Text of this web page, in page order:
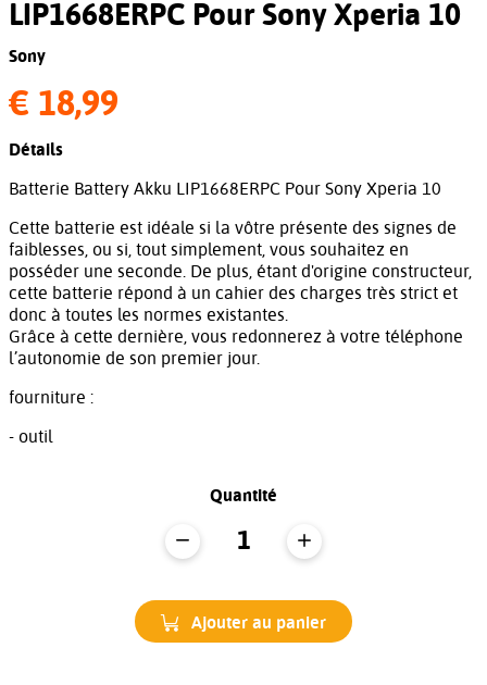
LIP1668ERPC Pour Sony Xperia 10
Sony
€ 18,99
Détails
Batterie Battery Akku LIP1668ERPC Pour Sony Xperia 10
Cette batterie est idéale si la vôtre présente des signes de
faiblesses, ou si, tout simplement, vous souhaitez en
posséder une seconde. De plus, étant d'origine constructeur,
cette batterie répond à un cahier des charges très strict et
donc à toutes les normes existantes.
Grâce à cette dernière, vous redonnerez à votre téléphone
l’autonomie de son premier jour.
fourniture :
- outil
Quantité
Ajouter au panier